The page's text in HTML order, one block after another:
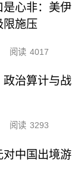
是心非：美伊
限施压
阅读 4017
政治算计与战
阅读 3293
对中国出境游